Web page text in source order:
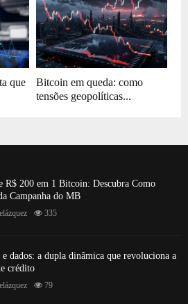
que
Bitcoin em queda: como
tensões geopolíticas...
R$ 200 em 1 Bitcoin: Descubra Como
Campanha do MB
335
dados: a dupla dinâmica que revoluciona a
crédito
79